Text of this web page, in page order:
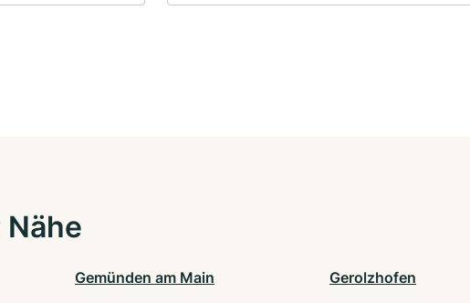
Gemünden am Main Gerolzhofen